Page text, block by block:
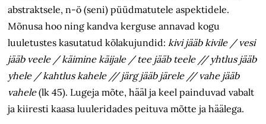
abstraktsele, n-ö (seni) püüdmatutele aspektidele.
Mõnusa hoo ning kandva kerguse annavad kogu
luuletustes kasutatud kõlakujundid:kivi jääb kivile / vesi
jääb veele / käimine käijale / tee jääb teele // yhtlus jääb
yhele / kahtlus kahele // järg jääb järele // vahe jääb
vahele(lk 45). Lugeja mõte, hääl ja keel painduvad vabalt
ja kiiresti kaasa luuleridades peituva mõtte ja häälega.